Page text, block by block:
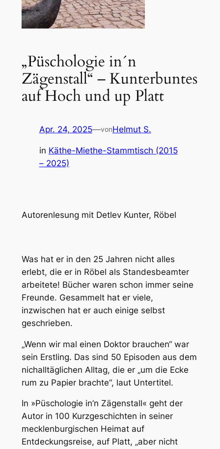
„Püschologie in´n
Zägenstall“ – Kunterbuntes
auf Hoch und up Platt
Apr. 24, 2025—vonHelmut S.
in Käthe-Miethe-Stammtisch (2015
– 2025)
Autorenlesung mit Detlev Kunter, Röbel
Was hat er in den 25 Jahren nicht alles
erlebt, die er in Röbel als Standesbeamter
arbeitete! Bücher waren schon immer seine
Freunde. Gesammelt hat er viele,
inzwischen hat er auch einige selbst
geschrieben.
„Wenn wir mal einen Doktor brauchen“ war
sein Erstling. Das sind 50 Episoden aus dem
nichalltäglichen Alltag, die er „um die Ecke
rum zu Papier brachte“, laut Untertitel.
In »Püschologie in’n Zägenstall« geht der
Autor in 100 Kurzgeschichten in seiner
mecklenburgischen Heimat auf
Entdeckungsreise, auf Platt, „aber nicht